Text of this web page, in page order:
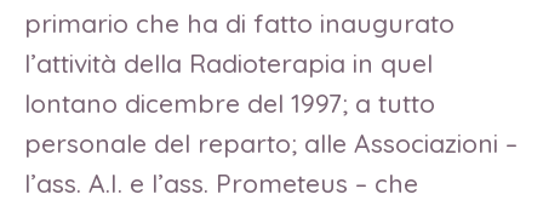
primario che ha di fatto inaugurato
l’attività della Radioterapia in quel
lontano dicembre del 1997; a tutto
personale del reparto; alle Associazioni –
l’ass. A.I. e l’ass. Prometeus – che